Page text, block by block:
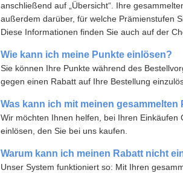
anschließend auf „Übersicht“. Ihre
außerdem darüber, für welche Prämienstufen
Diese Informationen finden Sie auch auf der
Wie kann ich meine Punkte einlösen?
Sie können Ihre Punkte während des
gegen einen Rabatt auf Ihre Bestellung
Was kann ich mit meinen gesammelten
Wir möchten Ihnen helfen, bei Ihren
einlösen, den Sie bei uns kaufen.
Warum kann ich meinen Rabatt nicht
Unser System funktioniert so: Mit Ihren